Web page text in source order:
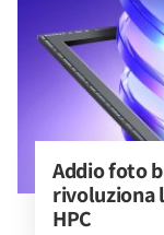
Addio foto
rivoluziona
HPC